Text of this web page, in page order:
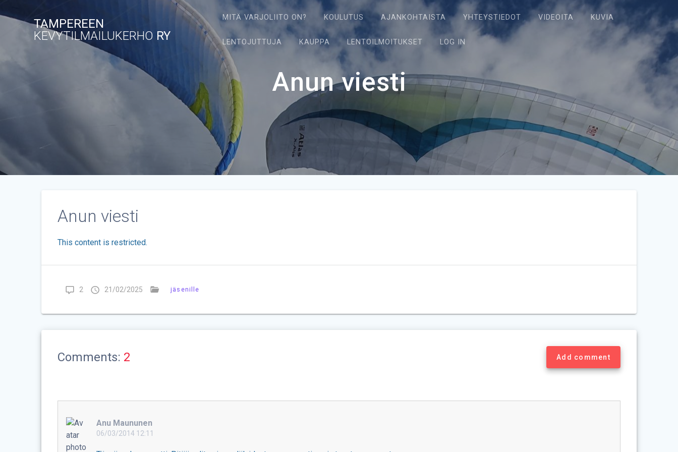
to
TAMPEREEN
KEVYTILMAILUKERHO RY
MITÄ VARJOLIITO ON? KOULUTUS AJANKOHTAISTA YHTEYSTIEDOT VIDEOITA KUVIA
LENTOJUTTUJA KAUPPA LENTOILMOITUKSET LOG IN
Anun viesti
Anun viesti
This content is restricted.
2 21/02/2025 jäsenille
Comments: 2 Add comment
Anu Maununen
06/03/2014 12:11